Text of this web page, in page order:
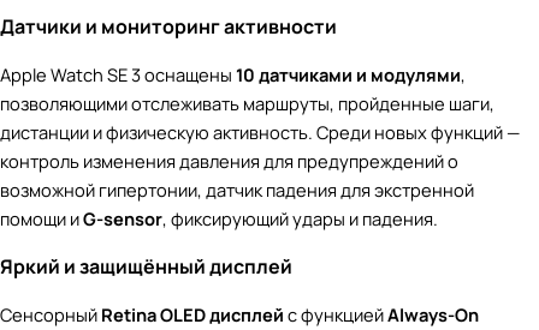
Датчики и мониторинг активности
Apple Watch SE 3 оснащены 10 датчиками и модулями,
позволяющими отслеживать маршруты, пройденные шаги,
дистанции и физическую активность. Среди новых функций —
контроль изменения давления для предупреждений о
возможной гипертонии, датчик падения для экстренной
помощи иG-sensor, фиксирующий удары и падения.
Яркий и защищённый дисплей
Сенсорный Retina OLED дисплей с функциейAlways-On